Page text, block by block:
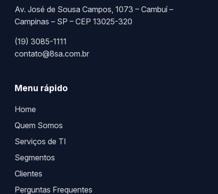
Av. José de Sousa Campos, 1073 – Cambuí –
Campinas – SP – CEP 13025-320
(19) 3085-1111
contato@8sa.com.br
Menu rápido
Home
Quem Somos
Serviços de TI
Segmentos
Clientes
Perguntas Frequentes